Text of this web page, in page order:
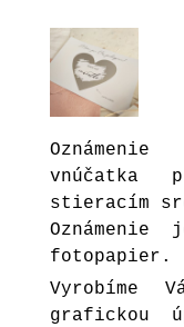
vnúčatka
stieracím
fotopapier.
Vyrobíme
grafickou